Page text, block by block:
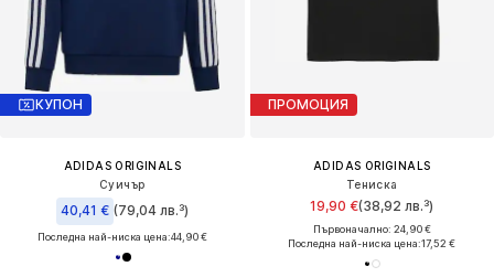
КУПОН
ADIDAS ORIGINALS
Суичър
40,41 € (79,04 лв.³)
Последна най-ниска цена:44,90 €
ПРОМОЦИЯ
ADIDAS ORIGINALS
Тениска
19,90 €(38,92 лв.³)
Първоначално: 24,90 €
Последна най-ниска цена:17,52 €